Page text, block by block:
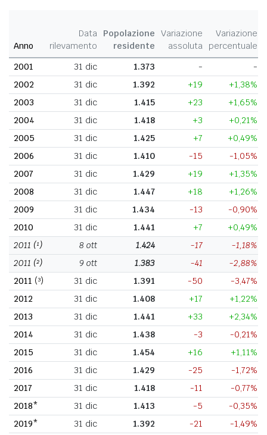
Anno
Data
rilevamento
Popolazione
residente
Variazione
assoluta
Variazione
percentuale
2001
31 dic 1.373 -
-
2002
31 dic 1.392 +19
+1,38%
2003
31 dic 1.415 +23
+1,65%
2004
31 dic 1.418 +3
+0,21%
2005
31 dic 1.425 +7
+0,49%
2006
31 dic 1.410 -15
-1,05%
2007
31 dic 1.429 +19
+1,35%
2008
31 dic 1.447 +18
+1,26%
2009
31 dic 1.434 -13
-0,90%
2010
31 dic 1.441 +7
+0,49%
2011 (¹) 8 ott 1.424 -17
-1,18%
2011 (²) 9 ott 1.383 -41
-2,88%
2011 (³) 31 dic 1.391 -50
-3,47%
2012
31 dic 1.408 +17
+1,22%
2013
31 dic 1.441 +33
+2,34%
2014
31 dic 1.438 -3
-0,21%
2015
31 dic 1.454 +16
+1,11%
2016
31 dic 1.429 -25
-1,72%
2017
31 dic 1.418 -11
-0,77%
2018*
31 dic 1.413 -5
-0,35%
2019*
31 dic 1.392 -21
-1,49%